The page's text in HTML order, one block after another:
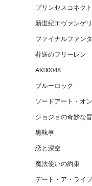
プリンセスコネクト
新世紀エヴァンゲ
ファイナルファン
葬送のフリーレン
AKB0048
ブルーロック
ソードアート・オ
ジョジョの奇妙な
黒執事
恋と深空
魔法使いの約束
デート・ア・ライブ